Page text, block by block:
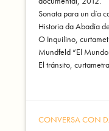
Sonata para un día
Historia da Abadía
O Inquilino,
Mundfeld “El
El tránsito,
CONVERSA CON